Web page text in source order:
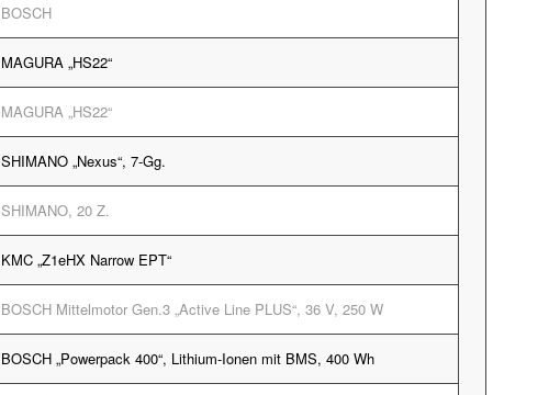
BOSCH
MAGURA „HS22“
MAGURA „HS22“
SHIMANO „Nexus“, 7-Gg.
SHIMANO, 20 Z.
KMC „Z1eHX Narrow EPT“
BOSCH Mittelmotor Gen.3 „Active Line PLUS“, 36 V, 250 W
BOSCH „Powerpack 400“, Lithium-Ionen mit BMS, 400 Wh